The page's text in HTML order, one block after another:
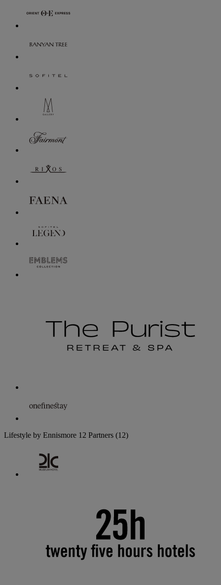
Lifestyle by Ennismore 12 Partners (12)